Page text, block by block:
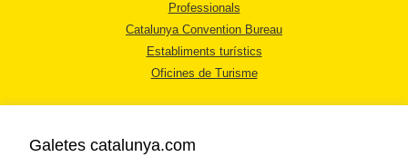
Professionals
Catalunya Convention Bureau
Establiments turístics
Oficines de Turisme
Galetes catalunya.com